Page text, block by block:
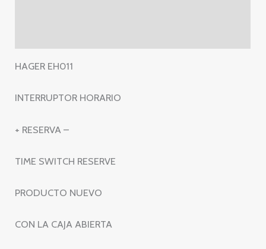
HAGER EH011
INTERRUPTOR HORARIO
+ RESERVA –
TIME SWITCH RESERVE
PRODUCTO NUEVO
CON LA CAJA ABIERTA